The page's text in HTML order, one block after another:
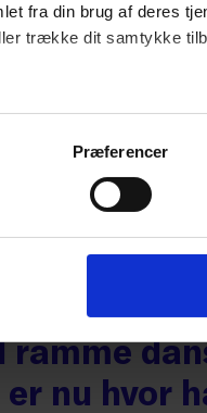
fra din brug af deres
trække dit samtykke
Præferencer
i
og
ramme
nu hvor